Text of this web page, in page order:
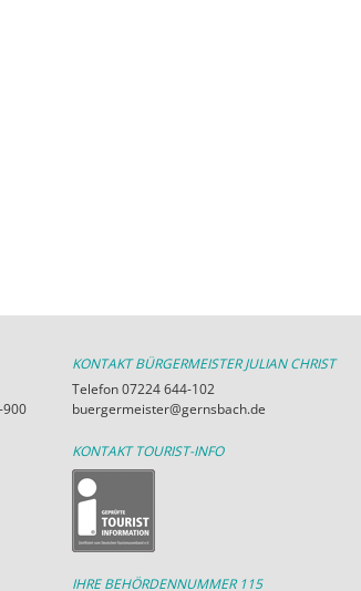
900
KONTAKT BÜRGERMEISTER JULIAN CHRIST
Telefon 07224 644-102
buergermeister@gernsbach.de
KONTAKT TOURIST-INFO
IHRE BEHÖRDENNUMMER 115